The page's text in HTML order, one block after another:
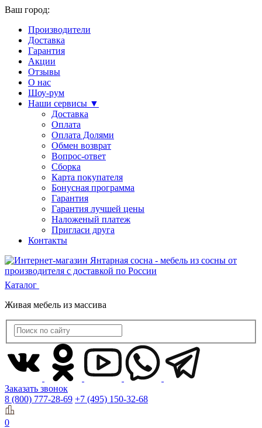
Ваш город:
Производители
Доставка
Гарантия
Акции
Отзывы
О нас
Шоу-рум
Наши сервисы ▼
Доставка
Оплата
Оплата Долями
Обмен возврат
Вопрос-ответ
Сборка
Карта покупателя
Бонусная программа
Гарантия
Гарантия лучшей цены
Наложеный платеж
Пригласи друга
Контакты
Каталог
Живая мебель из массива
Заказать звонок
8 (800) 777-28-69 +7 (495) 150-32-68
0